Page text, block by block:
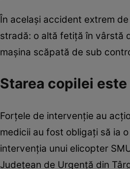
În același accident extrem
stradă: o altă fetiță în vârstă
mașina scăpată de sub
Starea copilei
Forțele de intervenție au
medicii au fost obligați să ia
intervenția unui elicopter
Județean de Urgență din